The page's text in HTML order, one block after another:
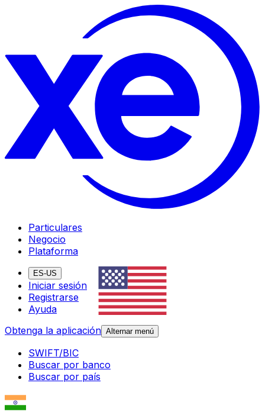
Particulares
Negocio
Plataforma
ES-US
Iniciar sesión
Registrarse
Ayuda
Obtenga la aplicación Alternar menú
SWIFT/BIC
Buscar por banco
Buscar por país